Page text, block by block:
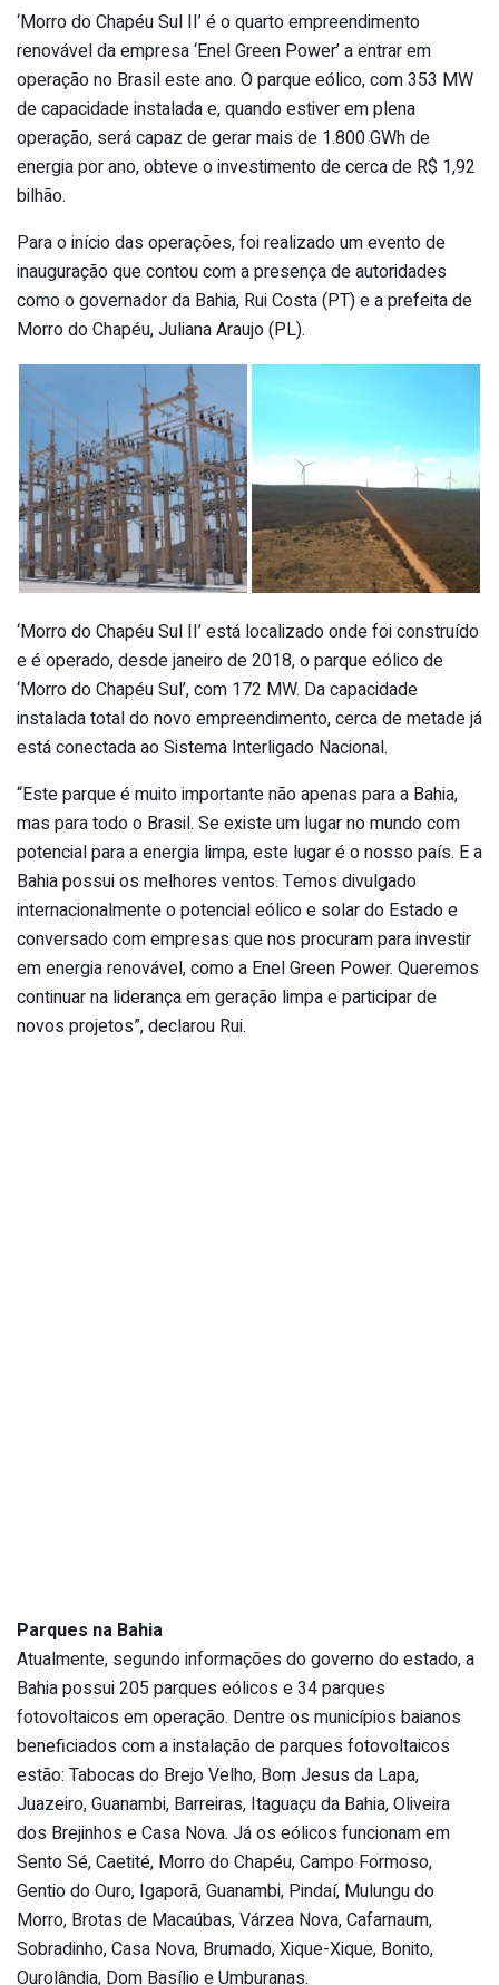
‘Morro do Chapéu Sul II’ é o quarto empreendimento
renovável da empresa ‘Enel Green Power’ a entrar em
operação no Brasil este ano. O parque eólico, com 353 MW
de capacidade instalada e, quando estiver em plena
operação, será capaz de gerar mais de 1.800 GWh de
energia por ano, obteve o investimento de cerca de R$ 1,92
bilhão.
Para o início das operações, foi realizado um evento de
inauguração que contou com a presença de autoridades
como o governador da Bahia, Rui Costa (PT) e a prefeita de
Morro do Chapéu, Juliana Araujo (PL).
‘Morro do Chapéu Sul II’ está localizado onde foi construído
e é operado, desde janeiro de 2018, o parque eólico de
‘Morro do Chapéu Sul’, com 172 MW. Da capacidade
instalada total do novo empreendimento, cerca de metade já
está conectada ao Sistema Interligado Nacional.
“Este parque é muito importante não apenas para a Bahia,
mas para todo o Brasil. Se existe um lugar no mundo com
potencial para a energia limpa, este lugar é o nosso país. E a
Bahia possui os melhores ventos. Temos divulgado
internacionalmente o potencial eólico e solar do Estado e
conversado com empresas que nos procuram para investir
em energia renovável, como a Enel Green Power. Queremos
continuar na liderança em geração limpa e participar de
novos projetos”, declarou Rui.
Parques na Bahia
Atualmente, segundo informações do governo do estado, a
Bahia possui 205 parques eólicos e 34 parques
fotovoltaicos em operação. Dentre os municípios baianos
beneficiados com a instalação de parques fotovoltaicos
estão: Tabocas do Brejo Velho, Bom Jesus da Lapa,
Juazeiro, Guanambi, Barreiras, Itaguaçu da Bahia, Oliveira
dos Brejinhos e Casa Nova. Já os eólicos funcionam em
Sento Sé, Caetité, Morro do Chapéu, Campo Formoso,
Gentio do Ouro, Igaporã, Guanambi, Pindaí, Mulungu do
Morro, Brotas de Macaúbas, Várzea Nova, Cafarnaum,
Sobradinho, Casa Nova, Brumado, Xique-Xique, Bonito,
Ourolândia, Dom Basílio e Umburanas.